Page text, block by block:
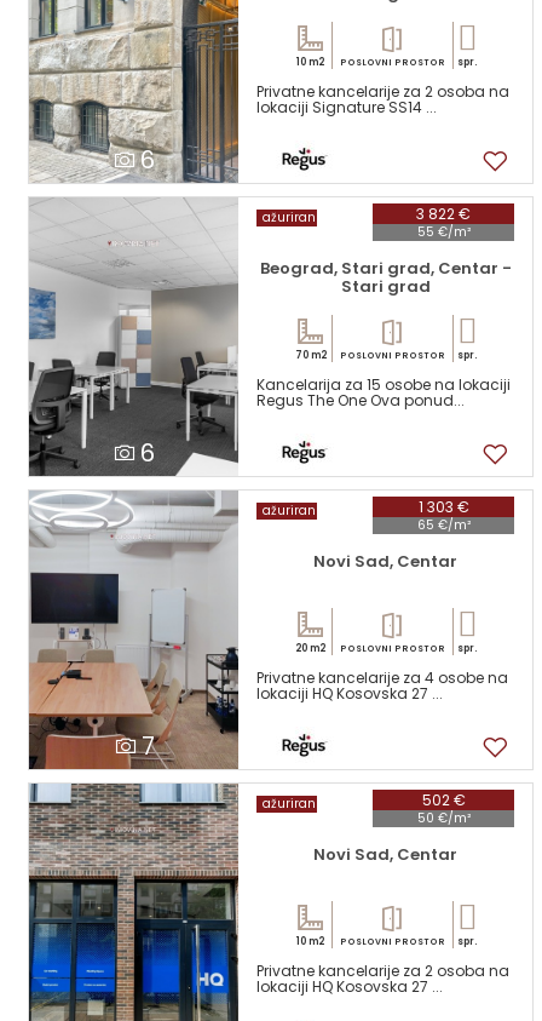
6
10 m2 POSLOVNI PROSTOR spr.
Privatne kancelarije za 2 osoba na
lokaciji Signature SS14 ...
6
3 822 €
55 €/m²
ažuriran
Beograd, Stari grad, Centar -
Stari grad
70 m2 POSLOVNI PROSTOR spr.
Kancelarija za 15 osobe na lokaciji
Regus The One Ova ponud...
7
1 303 €
65 €/m²
ažuriran
Novi Sad, Centar
20 m2 POSLOVNI PROSTOR spr.
Privatne kancelarije za 4 osobe na
lokaciji HQ Kosovska 27 ...
502 €
50 €/m²
ažuriran
Novi Sad, Centar
10 m2 POSLOVNI PROSTOR spr.
Privatne kancelarije za 2 osoba na
lokaciji HQ Kosovska 27 ...